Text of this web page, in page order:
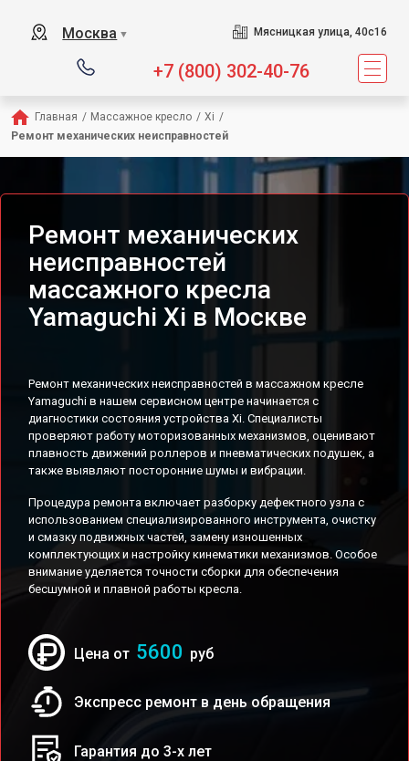
Москва ▼ Мясницкая улица, 40с16
+7 (800) 302-40-76
Главная / Массажное кресло / Xi /
Ремонт механических неисправностей
Ремонт механических
неисправностей
массажного кресла
Yamaguchi Xi в Москве
Ремонт механических неисправностей в массажном кресле
Yamaguchi в нашем сервисном центре начинается с
диагностики состояния устройства Xi. Специалисты
проверяют работу моторизованных механизмов, оценивают
плавность движений роллеров и пневматических подушек, а
также выявляют посторонние шумы и вибрации.
Процедура ремонта включает разборку дефектного узла с
использованием специализированного инструмента, очистку
и смазку подвижных частей, замену изношенных
комплектующих и настройку кинематики механизмов. Особое
внимание уделяется точности сборки для обеспечения
бесшумной и плавной работы кресла.
Цена от 5600 руб
Экспресс ремонт в день обращения
Гарантия до 3-х лет